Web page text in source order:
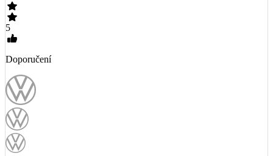
5
Doporučení